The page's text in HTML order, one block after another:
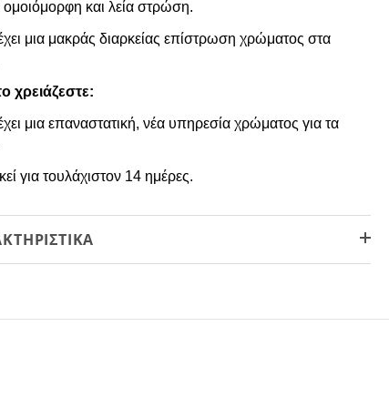
ομοιόμορφη και λεία στρώση.
μια μακράς διαρκείας επίστρωση χρώματος στα
χρειάζεστε:
μια επαναστατική, νέα υπηρεσία χρώματος για τα
για τουλάχιστον 14 ημέρες.